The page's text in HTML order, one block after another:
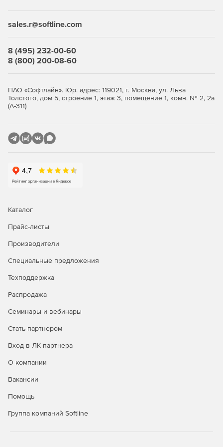
Предупреждения Speedcam.
Широкие возможности кастомизации.
Высокодетализированная карта:
Полная дорожная сеть, включая платные магистрали,
грунтовые дороги и внутридворовые проезды.
POI, включая станции метро, аэропорты, вокзалы,
Названия улиц, номера и корпуса домов, зданий и
Геодезическая видеосъемка:
Видеокамеры собирают информацию о дорожных
знаках, дорожной разметке,3D-структуре дорог
Собственный отдел специалистов в области геодезии
оборудованных автомобилей занимается выверкой
объектах для создания актуальных и подробных
навигационных карт.
sales.r@softline.com
8 (495) 232-00-60
8 (800) 200-08-60
ПАО «Софтлайн». Юр. адрес: 119021, г. Москва, ул. Льва
Толстого, дом 5, строение 1, этаж 3, помещение 1, комн. № 2, 2а
(А-311)
Каталог
Прайс-листы
Производители
Специальные предложения
Техподдержка
Распродажа
Семинары и вебинары
Стать партнером
Вход в ЛК партнера
О компании
Вакансии
Помощь
Группа компаний Softline